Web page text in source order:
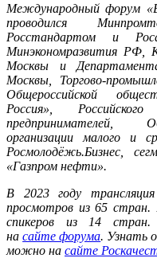
Международный форум
проводился
Росстандартом и
Минэкономразвития РФ,
Москвы и
Москвы, Торгово-
Общероссийской
Россия»,
предпринимателей,
организации малого и
Росмолодёжь.Бизнес,
«Газпром нефти».
В 2023 году
просмотров из 65 стран.
спикеров из 14 стран.
насайте форума. Узнать о
можно на сайте